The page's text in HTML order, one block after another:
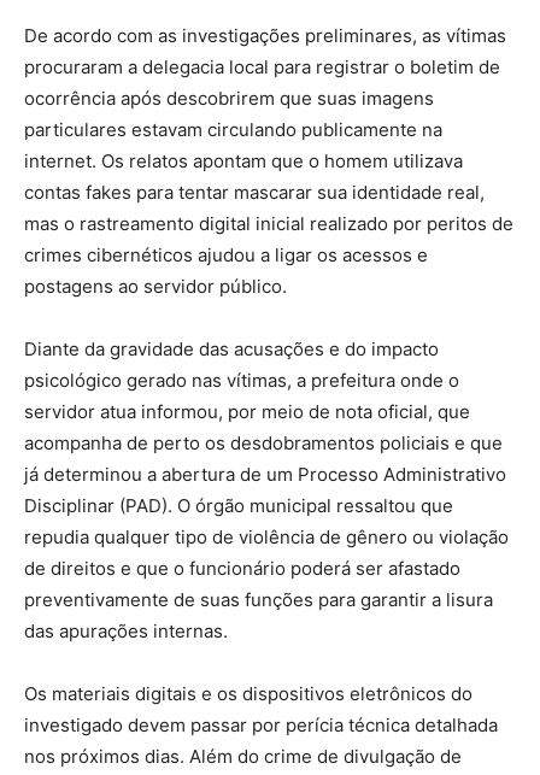
De acordo com as investigações preliminares, as vítimas
procuraram a delegacia local para registrar o boletim de
ocorrência após descobrirem que suas imagens
particulares estavam circulando publicamente na
internet. Os relatos apontam que o homem utilizava
contas fakes para tentar mascarar sua identidade real,
mas o rastreamento digital inicial realizado por peritos de
crimes cibernéticos ajudou a ligar os acessos e
postagens ao servidor público.
Diante da gravidade das acusações e do impacto
psicológico gerado nas vítimas, a prefeitura onde o
servidor atua informou, por meio de nota oficial, que
acompanha de perto os desdobramentos policiais e que
já determinou a abertura de um Processo Administrativo
Disciplinar (PAD). O órgão municipal ressaltou que
repudia qualquer tipo de violência de gênero ou violação
de direitos e que o funcionário poderá ser afastado
preventivamente de suas funções para garantir a lisura
das apurações internas.
Os materiais digitais e os dispositivos eletrônicos do
investigado devem passar por perícia técnica detalhada
nos próximos dias. Além do crime de divulgação de